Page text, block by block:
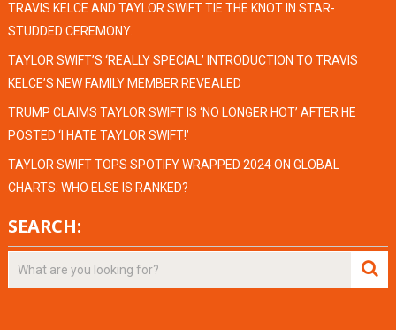
TRAVIS KELCE AND TAYLOR SWIFT TIE THE KNOT IN STAR-
STUDDED CEREMONY.
TAYLOR SWIFT’S ‘REALLY SPECIAL’ INTRODUCTION TO TRAVIS
KELCE’S NEW FAMILY MEMBER REVEALED
TRUMP CLAIMS TAYLOR SWIFT IS ‘NO LONGER HOT’ AFTER HE
POSTED ‘I HATE TAYLOR SWIFT!’
TAYLOR SWIFT TOPS SPOTIFY WRAPPED 2024 ON GLOBAL
CHARTS. WHO ELSE IS RANKED?
SEARCH: